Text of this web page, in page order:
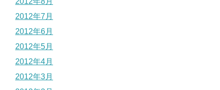
2012年7月
2012年6月
2012年5月
2012年4月
2012年3月